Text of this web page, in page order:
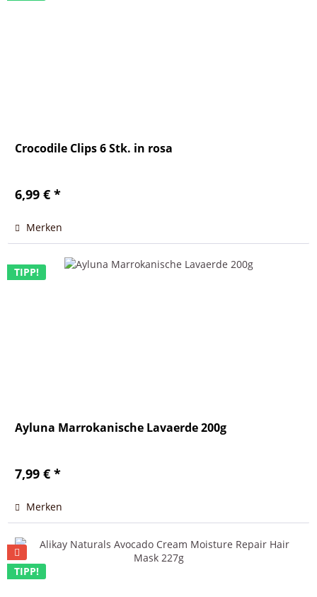
Crocodile Clips 6 Stk. in rosa
6,99 € *
Merken
TIPP!
Ayluna Marrokanische Lavaerde 200g
7,99 € *
Merken
TIPP!